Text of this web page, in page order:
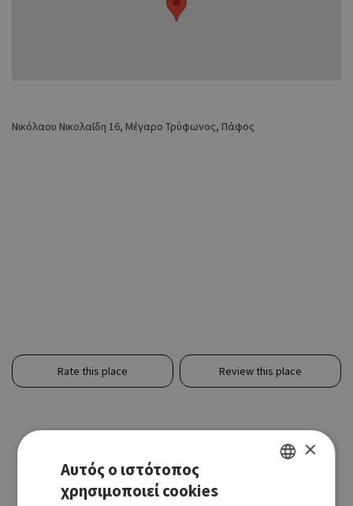
Νικόλαου Νικολαΐδη 16, Μέγαρο Τρύφωνος, Πάφος
Rate this place Review this place
×
Αυτός ο ιστότοπος
χρησιμοποιεί cookies